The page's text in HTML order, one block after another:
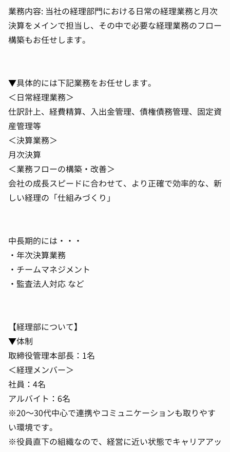
業務内容: 当社の経理部門における日常の経理業務と月次
決算をメインで担当し、その中で必要な経理業務のフロー
構築もお任せします。
▼具体的には下記業務をお任せします。
＜日常経理業務＞
仕訳計上、経費精算、入出金管理、債権債務管理、固定資
産管理等
＜決算業務＞
月次決算
＜業務フローの構築・改善＞
会社の成長スピードに合わせて、より正確で効率的な、新
しい経理の「仕組みづくり」
中長期的には・・・
・年次決算業務
・チームマネジメント
・監査法人対応 など
【経理部について】
▼体制
取締役管理本部長：1名
＜経理メンバー＞
社員：4名
アルバイト：6名
※20～30代中心で連携やコミュニケーションも取りやす
い環境です。
※役員直下の組織なので、経営に近い状態でキャリアアッ